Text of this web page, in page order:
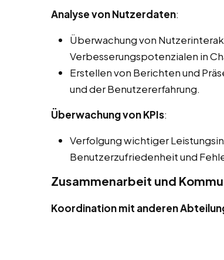
Analyse von Nutzerdaten:
Überwachung von
Verbesserungspotenzialen in
Erstellen von Berichten und
und der Benutzererfahrung.
Überwachung von KPIs:
Verfolgung wichtiger
Benutzerzufriedenheit und
Zusammenarbeit und
Koordination mit anderen